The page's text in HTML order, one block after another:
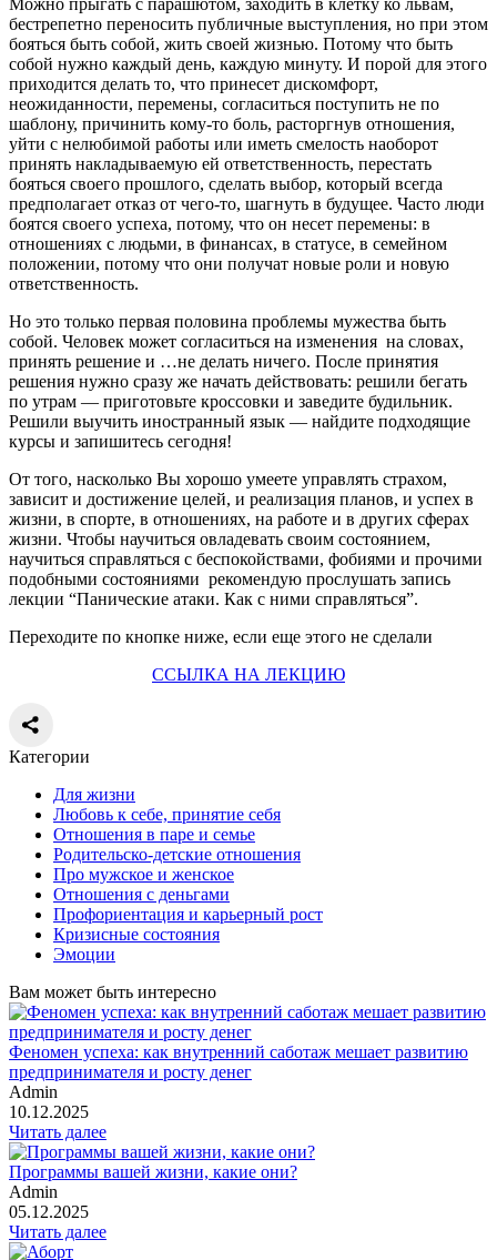
бестрепетно переносить публичные выступления, но при этом
бояться быть собой, жить своей жизнью. Потому что быть
собой нужно каждый день, каждую минуту. И порой для этого
приходится делать то, что принесет дискомфорт,
неожиданности, перемены, согласиться поступить не по
шаблону, причинить кому-то боль, расторгнув отношения,
уйти с нелюбимой работы или иметь смелость наоборот
принять накладываемую ей ответственность, перестать
бояться своего прошлого, сделать выбор, который всегда
предполагает отказ от чего-то, шагнуть в будущее. Часто люди
боятся своего успеха, потому, что он несет перемены: в
отношениях с людьми, в финансах, в статусе, в семейном
положении, потому что они получат новые роли и новую
ответственность.
Но это только первая половина проблемы мужества быть
собой. Человек может согласиться на изменения на словах,
принять решение и …не делать ничего. После принятия
решения нужно сразу же начать действовать: решили бегать
по утрам — приготовьте кроссовки и заведите будильник.
Решили выучить иностранный язык — найдите подходящие
курсы и запишитесь сегодня!
От того, насколько Вы хорошо умеете управлять страхом,
зависит и достижение целей, и реализация планов, и успех в
жизни, в спорте, в отношениях, на работе и в других сферах
жизни. Чтобы научиться овладевать своим состоянием,
научиться справляться с беспокойствами, фобиями и прочими
подобными состояниями рекомендую прослушать запись
лекции “Панические атаки. Как с ними справляться”.
Переходите по кнопке ниже, если еще этого не сделали
ССЫЛКА НА ЛЕКЦИЮ
Категории
Для жизни
Любовь к себе, принятие себя
Отношения в паре и семье
Родительско-детские отношения
Про мужское и женское
Отношения с деньгами
Профориентация и карьерный рост
Кризисные состояния
Эмоции
Вам может быть интересно
Феномен успеха: как внутренний саботаж мешает развитию
предпринимателя и росту денег
Admin
10.12.2025
Читать далее
Программы вашей жизни, какие они?
Admin
05.12.2025
Читать далее